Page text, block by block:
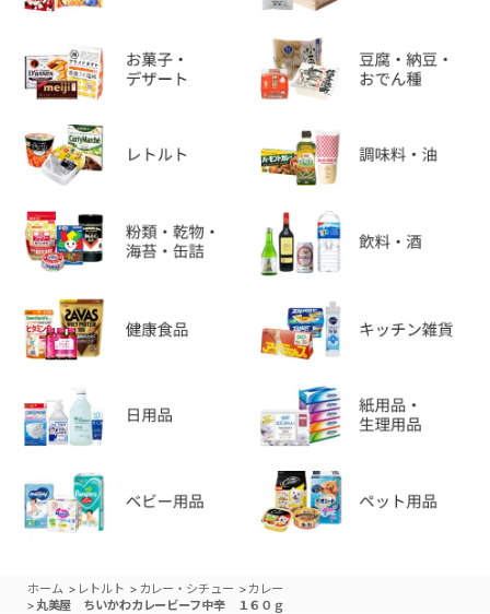
ホーム > レトルト > カレー・シチュー >カレー
> 丸美屋 ちいかわカレービーフ中辛 １６０ｇ